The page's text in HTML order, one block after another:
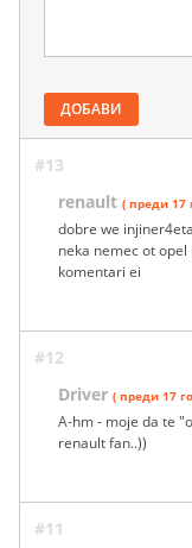
ДОБАВИ
#13
renault ( преди 17
dobre we
neka nemec ot
komentari ei
#12
Driver ( преди 17
A-hm - moje da te
renault fan..))
#11